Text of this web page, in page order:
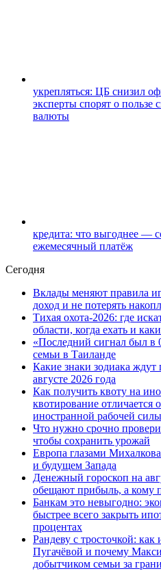
укрепляться: ЦБ снизил
эксперты спорят о пользе
валюты
кредита: что выгоднее —
ежемесячный платёж
Сегодня
Вклады меняют правила
доход и не потерять
Тихая охота-2026: где
области, когда ехать и
«Последний сигнал был в
семьи в Таиланде
Какие знаки зодиака
августе 2026 года
Как получить квоту на
квотирование отличается
иностранной рабочей силы
Что нужно срочно
чтобы сохранить урожай
Европа глазами
и будущем Запада
Денежный гороскоп на
обещают прибыль, а кому
Банкам это невыгодно:
быстрее всего закрыть
процентах
Рандеву с тросточкой:
Пугачёвой и почему
добытчиком семьи за